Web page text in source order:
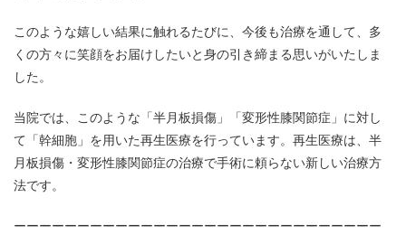
このような嬉しい結果に触れるたびに、今後も治療を通して、多
くの方々に笑顔をお届けしたいと身の引き締まる思いがいたしま
した。
当院では、このような「半月板損傷」「変形性膝関節症」に対し
て「幹細胞」を用いた再生医療を行っています。再生医療は、半
月板損傷・変形性膝関節症の治療で手術に頼らない新しい治療方
法です。
ーーーーーーーーーーーーーーーーーーーーーーーーーーーーー